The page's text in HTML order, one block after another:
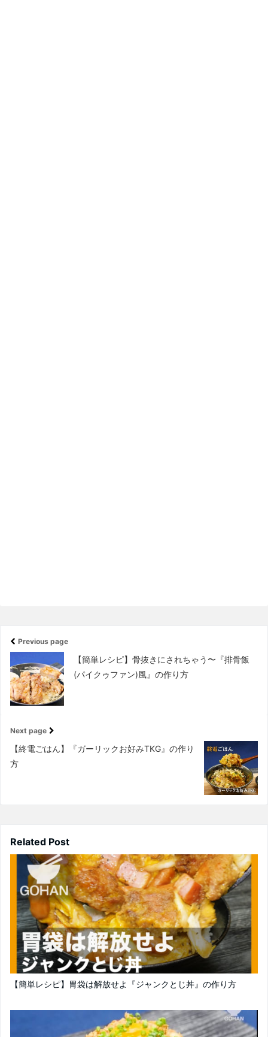
Previous page
【簡単レシピ】骨抜きにされちゃう〜『排骨飯
(パイクゥファン)風』の作り方
Next page
【終電ごはん】『ガーリックお好みTKG』の作り
方
Related Post
【簡単レシピ】胃袋は解放せよ『ジャンクとじ丼』の作り方